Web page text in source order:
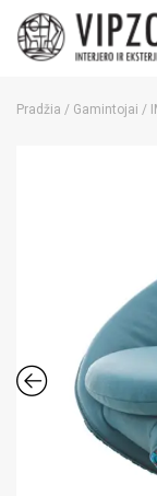
Pradžia / Gamintojai /